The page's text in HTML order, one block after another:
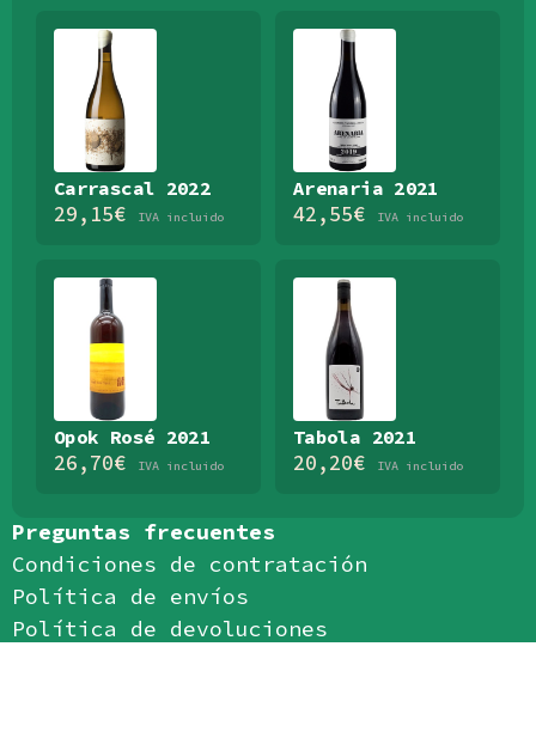
Preguntas frecuentes
Condiciones de contratación
Política de envíos
Política de devoluciones
Carrascal 2022
29,15€ IVA incluido
Arenaria 2021
42,55€ IVA incluido
Opok Rosé 2021
26,70€ IVA incluido
Tabola 2021
20,20€ IVA incluido